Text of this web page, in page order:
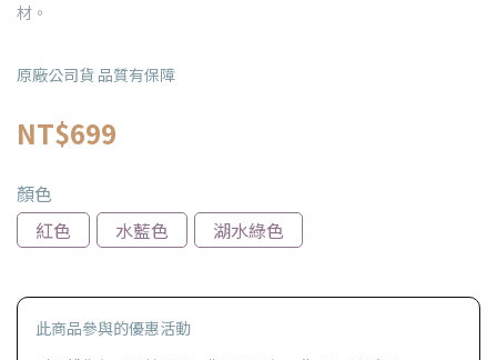
材。
原廠公司貨 品質有保障
NT$699
顏色
紅色
水藍色 湖水綠色
此商品參與的優惠活動